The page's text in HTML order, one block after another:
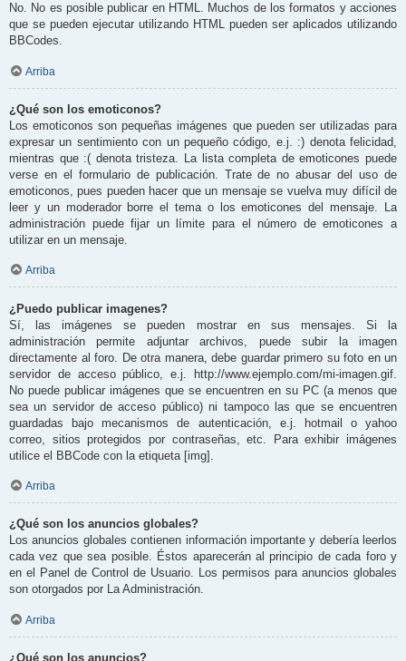
No. No es posible publicar en HTML. Muchos de los formatos y acciones
que se pueden ejecutar utilizando HTML pueden ser aplicados utilizando
BBCodes.
Arriba
¿Qué son los emoticonos?
Los emoticonos son pequeñas imágenes que pueden ser utilizadas para
expresar un sentimiento con un pequeño código, e.j. :) denota felicidad,
mientras que :( denota tristeza. La lista completa de emoticones puede
verse en el formulario de publicación. Trate de no abusar del uso de
emoticonos, pues pueden hacer que un mensaje se vuelva muy difícil de
leer y un moderador borre el tema o los emoticones del mensaje. La
administración puede fijar un límite para el número de emoticones a
utilizar en un mensaje.
Arriba
¿Puedo publicar imagenes?
Sí, las imágenes se pueden mostrar en sus mensajes. Si la
administración permite adjuntar archivos, puede subir la imagen
directamente al foro. De otra manera, debe guardar primero su foto en un
servidor de acceso público, e.j. http://www.ejemplo.com/mi-imagen.gif.
No puede publicar imágenes que se encuentren en su PC (a menos que
sea un servidor de acceso público) ni tampoco las que se encuentren
guardadas bajo mecanismos de autenticación, e.j. hotmail o yahoo
correo, sitios protegidos por contraseñas, etc. Para exhibir imágenes
utilice el BBCode con la etiqueta [img].
Arriba
¿Qué son los anuncios globales?
Los anuncios globales contienen información importante y debería leerlos
cada vez que sea posible. Éstos aparecerán al principio de cada foro y
en el Panel de Control de Usuario. Los permisos para anuncios globales
son otorgados por La Administración.
Arriba
¿Qué son los anuncios?